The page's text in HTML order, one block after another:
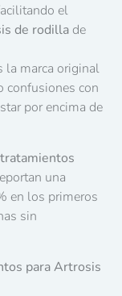
el
de rodilla de
la marca original
confusiones con
por encima de
tratamientos
una
en los primeros
sin
para Artrosis